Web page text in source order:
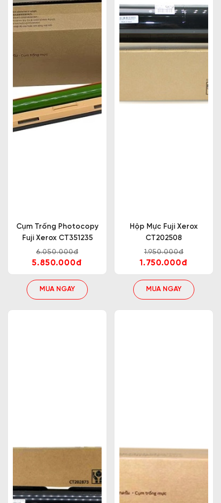
Cụm Trống Photocopy
Fuji Xerox CT351235
6.050.000đ
5.850.000đ
MUA NGAY
Hộp Mực Fuji Xerox
CT202508
1.950.000đ
1.750.000đ
MUA NGAY